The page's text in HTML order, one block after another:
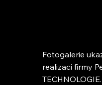
Fotogalerie
realizací firmy